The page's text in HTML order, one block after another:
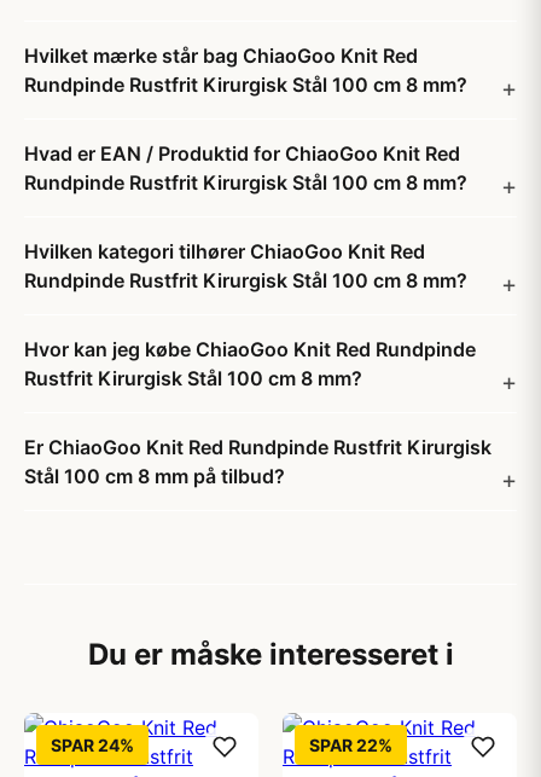
Hvilket mærke står bag ChiaoGoo Knit Red
Rundpinde Rustfrit Kirurgisk Stål 100 cm 8 mm?
Hvad er EAN / Produktid for ChiaoGoo Knit Red
Rundpinde Rustfrit Kirurgisk Stål 100 cm 8 mm?
Hvilken kategori tilhører ChiaoGoo Knit Red
Rundpinde Rustfrit Kirurgisk Stål 100 cm 8 mm?
Hvor kan jeg købe ChiaoGoo Knit Red Rundpinde
Rustfrit Kirurgisk Stål 100 cm 8 mm?
Er ChiaoGoo Knit Red Rundpinde Rustfrit Kirurgisk
Stål 100 cm 8 mm på tilbud?
Du er måske interesseret i
SPAR 24% SPAR 22%